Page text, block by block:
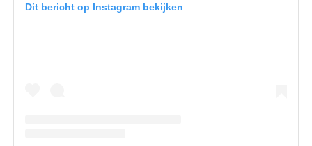
Dit bericht op Instagram bekijken